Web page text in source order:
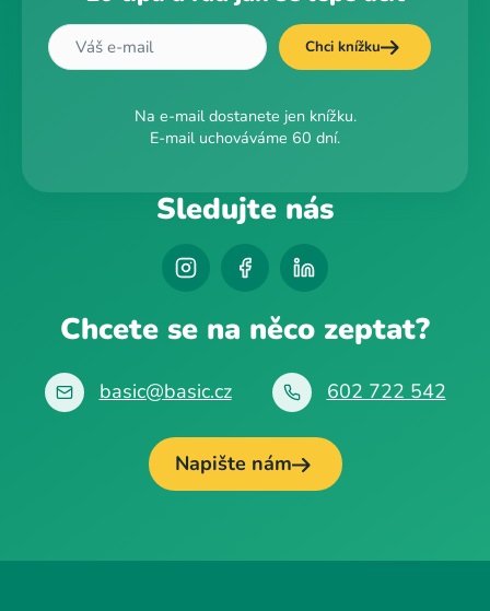
Chci knížku
Na e-mail dostanete jen knížku.
E-mail uchováváme 60 dní.
Sledujte nás
Chcete se na něco zeptat?
basic@basic.cz 602 722 542
Napište nám